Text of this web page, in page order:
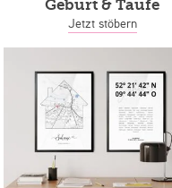
Geburt & Taufe
Jetzt stöbern